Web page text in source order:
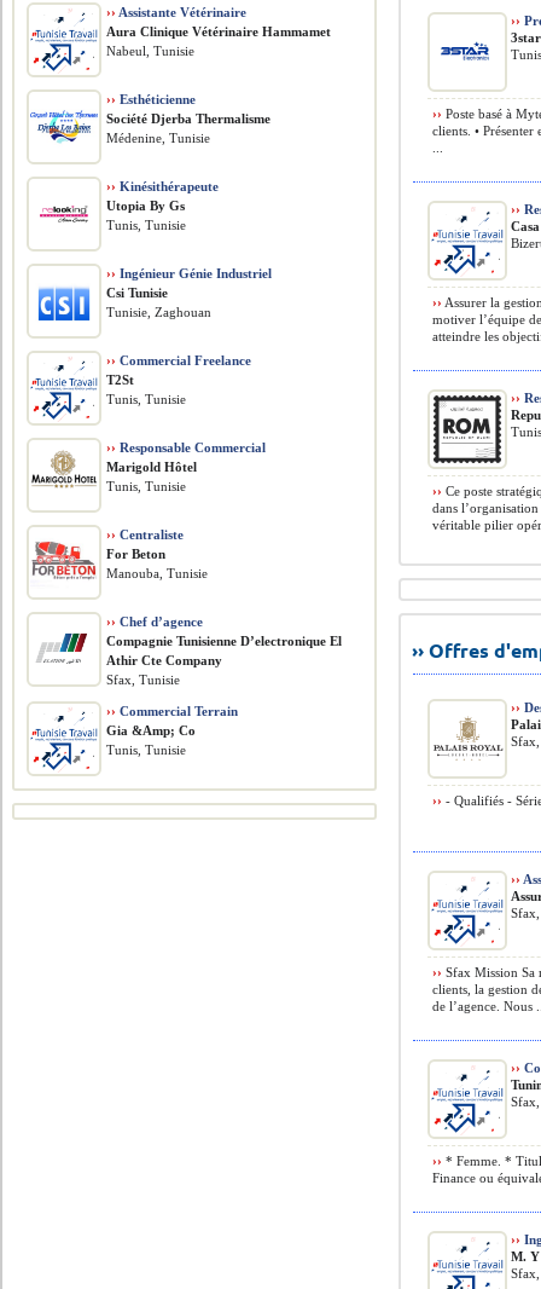
››
›› Poste basé à
clients. •
››
›› Assurer la
motiver l’équipe
atteindre les
››
›› Ce poste
dans
véritable pilier
›› Offres
››
›› - Qualifiés -
››
›› Sfax Mission Sa
clients, la gestion
de l’agence. Nous
››
›› * Femme. *
Finance ou
››
M.
›› Assistante Vétérinaire
Aura Clinique Vétérinaire Hammamet
Nabeul, Tunisie
›› Esthéticienne
Société Djerba Thermalisme
Médenine, Tunisie
›› Kinésithérapeute
Utopia By Gs
Tunis, Tunisie
›› Ingénieur Génie Industriel
Csi Tunisie
Tunisie, Zaghouan
›› Commercial Freelance
T2St
Tunis, Tunisie
›› Responsable Commercial
Marigold Hôtel
Tunis, Tunisie
›› Centraliste
For Beton
Manouba, Tunisie
›› Chef d’agence
Compagnie Tunisienne D’electronique El
Athir Cte Company
Sfax, Tunisie
›› Commercial Terrain
Gia &Amp; Co
Tunis, Tunisie